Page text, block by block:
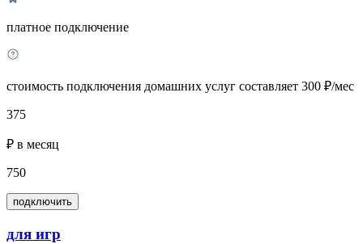
платное подключение
стоимость подключения домашних услуг составляет 300 ₽/мес
375
₽ в месяц
750
подключить
для игр